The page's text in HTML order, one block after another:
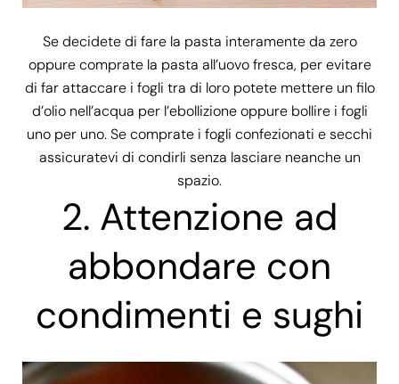
Se decidete di fare la pasta interamente da zero
oppure comprate la pasta all’uovo fresca, per evitare
di far attaccare i fogli tra di loro potete mettere un filo
d’olio nell’acqua per l’ebollizione oppure bollire i fogli
uno per uno. Se comprate i fogli confezionati e secchi
assicuratevi di condirli senza lasciare neanche un
spazio.
2. Attenzione ad
abbondare con
condimenti e sughi